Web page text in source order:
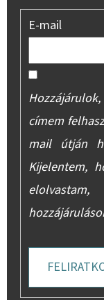
E-mail
címem
mail útján
Kijelentem,